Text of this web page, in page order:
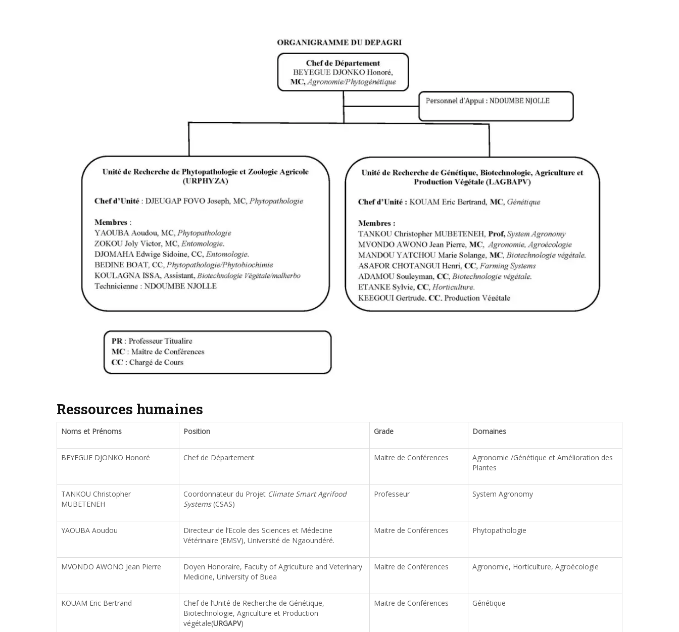
Ressources humaines
Noms et Prénoms Position Grade Domaines
BEYEGUE DJONKO Honoré Chef de Département Maitre de Conférences
Agronomie /Génétique et Amélioration des
Plantes
TANKOU Christopher
MUBETENEH
Coordonnateur du Projet Climate Smart Agrifood
Systems(CSAS)
Professeur System Agronomy
YAOUBA Aoudou
Directeur de l’Ecole des Sciences et Médecine
Vétérinaire (EMSV), Université de Ngaoundéré.
Maitre de Conférences Phytopathologie
MVONDO AWONO Jean Pierre
Doyen Honoraire, Faculty of Agriculture and Veterinary
Medicine, University of Buea
Maitre de Conférences Agronomie, Horticulture, Agroécologie
KOUAM Eric Bertrand
Chef de l’Unité de Recherche de Génétique,
Biotechnologie, Agriculture et Production
végétale(URGAPV)
Maitre de Conférences Génétique